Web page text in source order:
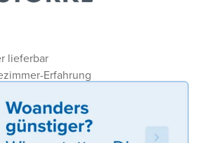
lieferbar
Erfahrung